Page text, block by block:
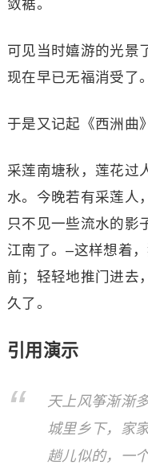
敛裾。
可见当时嬉游的光景
现在早已无福消受了。
于是又记起《西洲曲
采莲南塘秋，莲花过
水。今晚若有采莲人
只不见一些流水的影
江南了。–这样想着
前；轻轻地推门进去
久了。
引用演示
天上风筝渐渐
城里乡下，家
趟儿似的，一